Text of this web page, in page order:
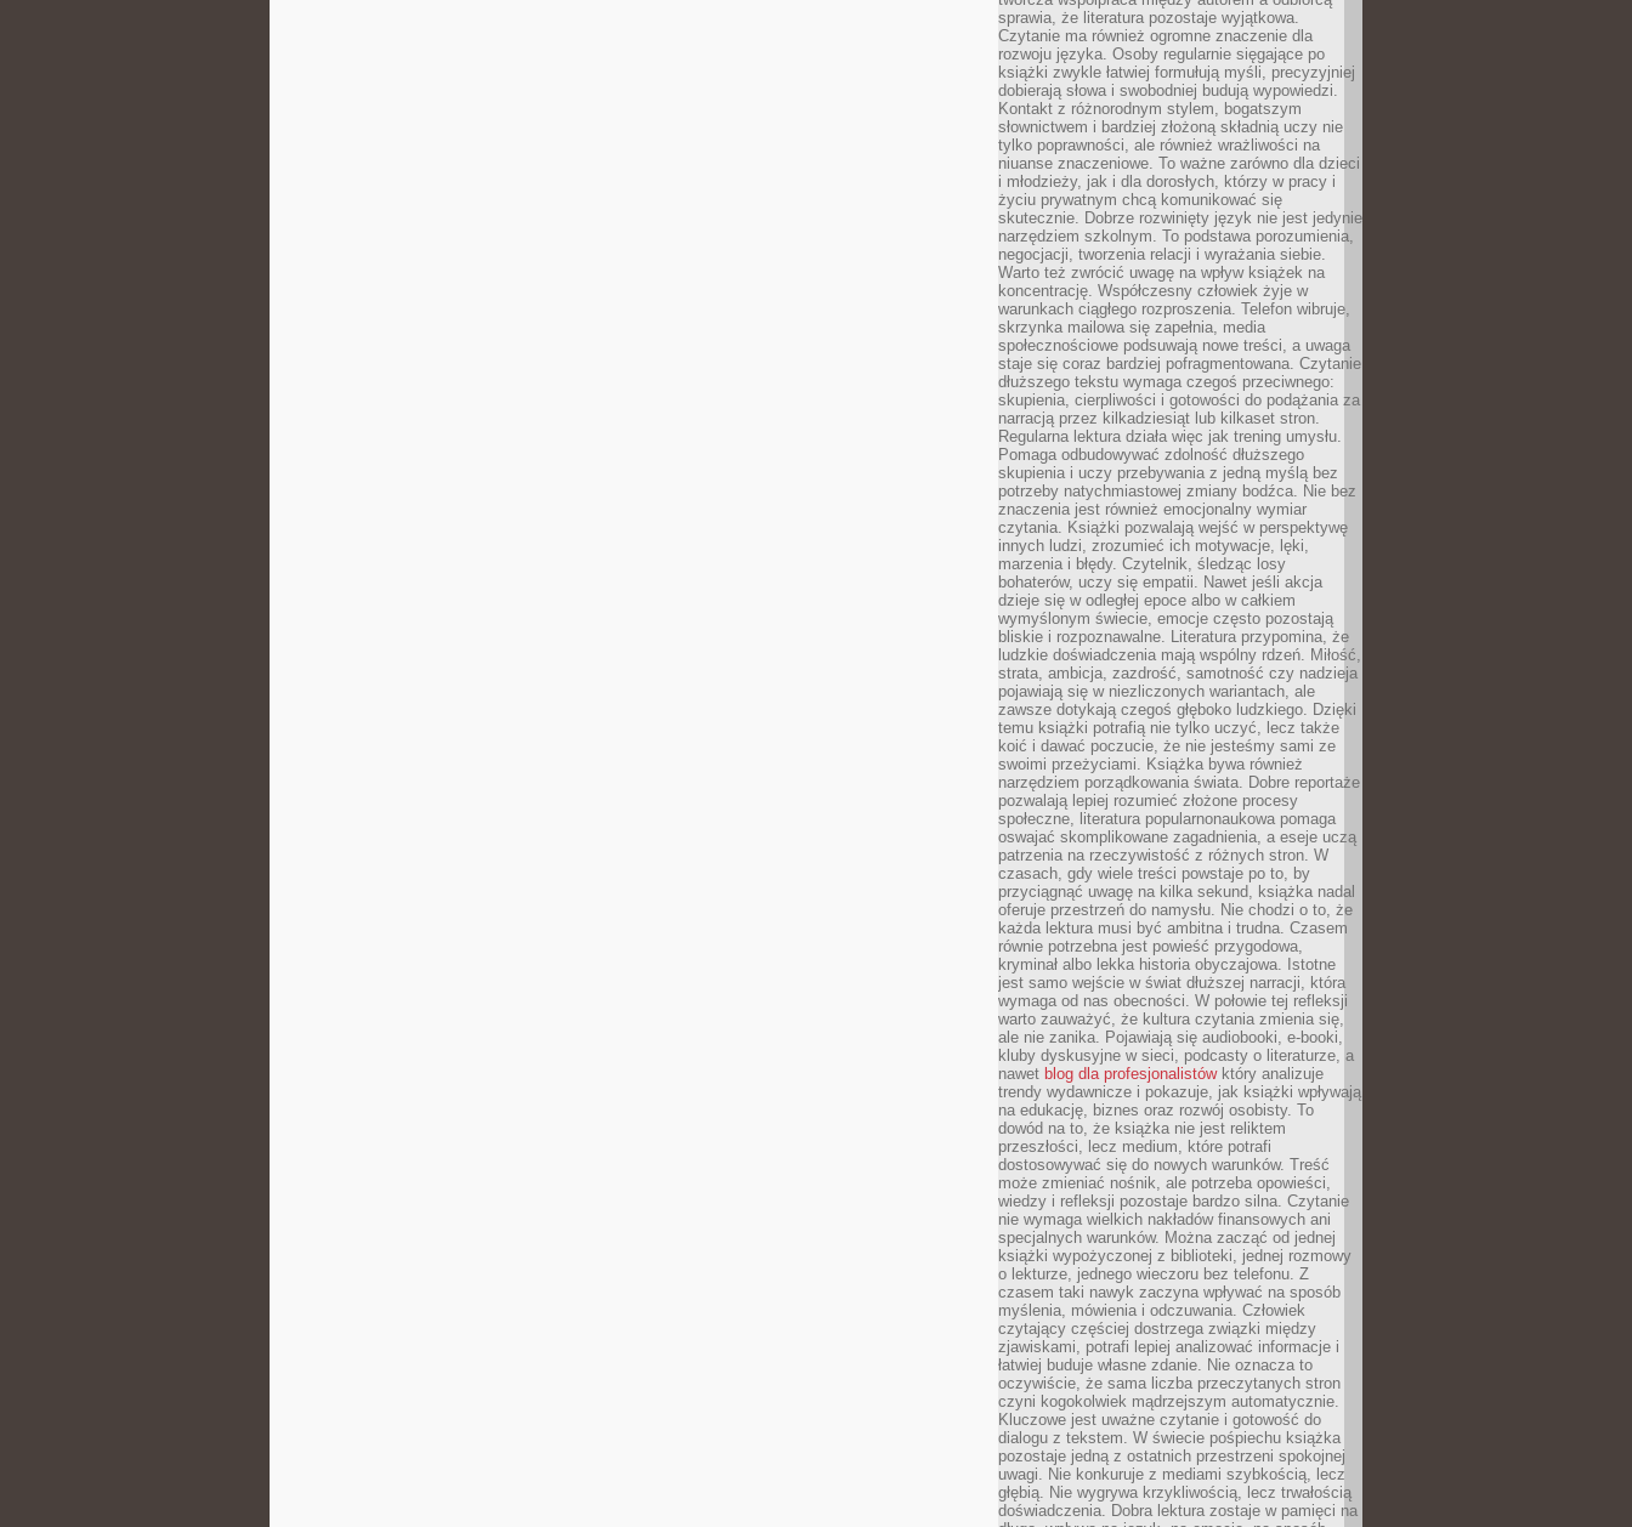
sprawia, że literatura pozostaje wyjątkowa.
Czytanie ma również ogromne znaczenie dla
rozwoju języka. Osoby regularnie sięgające po
książki zwykle łatwiej formułują myśli, precyzyjniej
dobierają słowa i swobodniej budują wypowiedzi.
Kontakt z różnorodnym stylem, bogatszym
słownictwem i bardziej złożoną składnią uczy nie
tylko poprawności, ale również wrażliwości na
niuanse znaczeniowe. To ważne zarówno dla dzieci
i młodzieży, jak i dla dorosłych, którzy w pracy i
życiu prywatnym chcą komunikować się
skutecznie. Dobrze rozwinięty język nie jest jedynie
narzędziem szkolnym. To podstawa porozumienia,
negocjacji, tworzenia relacji i wyrażania siebie.
Warto też zwrócić uwagę na wpływ książek na
koncentrację. Współczesny człowiek żyje w
warunkach ciągłego rozproszenia. Telefon wibruje,
skrzynka mailowa się zapełnia, media
społecznościowe podsuwają nowe treści, a uwaga
staje się coraz bardziej pofragmentowana. Czytanie
dłuższego tekstu wymaga czegoś przeciwnego:
skupienia, cierpliwości i gotowości do podążania za
narracją przez kilkadziesiąt lub kilkaset stron.
Regularna lektura działa więc jak trening umysłu.
Pomaga odbudowywać zdolność dłuższego
skupienia i uczy przebywania z jedną myślą bez
potrzeby natychmiastowej zmiany bodźca. Nie bez
znaczenia jest również emocjonalny wymiar
czytania. Książki pozwalają wejść w perspektywę
innych ludzi, zrozumieć ich motywacje, lęki,
marzenia i błędy. Czytelnik, śledząc losy
bohaterów, uczy się empatii. Nawet jeśli akcja
dzieje się w odległej epoce albo w całkiem
wymyślonym świecie, emocje często pozostają
bliskie i rozpoznawalne. Literatura przypomina, że
ludzkie doświadczenia mają wspólny rdzeń. Miłość,
strata, ambicja, zazdrość, samotność czy nadzieja
pojawiają się w niezliczonych wariantach, ale
zawsze dotykają czegoś głęboko ludzkiego. Dzięki
temu książki potrafią nie tylko uczyć, lecz także
koić i dawać poczucie, że nie jesteśmy sami ze
swoimi przeżyciami. Książka bywa również
narzędziem porządkowania świata. Dobre reportaże
pozwalają lepiej rozumieć złożone procesy
społeczne, literatura popularnonaukowa pomaga
oswajać skomplikowane zagadnienia, a eseje uczą
patrzenia na rzeczywistość z różnych stron. W
czasach, gdy wiele treści powstaje po to, by
przyciągnąć uwagę na kilka sekund, książka nadal
oferuje przestrzeń do namysłu. Nie chodzi o to, że
każda lektura musi być ambitna i trudna. Czasem
równie potrzebna jest powieść przygodowa,
kryminał albo lekka historia obyczajowa. Istotne
jest samo wejście w świat dłuższej narracji, która
wymaga od nas obecności. W połowie tej refleksji
warto zauważyć, że kultura czytania zmienia się,
ale nie zanika. Pojawiają się audiobooki, e-booki,
kluby dyskusyjne w sieci, podcasty o literaturze, a
nawet blog dla profesjonalistówktóry analizuje
trendy wydawnicze i pokazuje, jak książki wpływają
na edukację, biznes oraz rozwój osobisty. To
dowód na to, że książka nie jest reliktem
przeszłości, lecz medium, które potrafi
dostosowywać się do nowych warunków. Treść
może zmieniać nośnik, ale potrzeba opowieści,
wiedzy i refleksji pozostaje bardzo silna. Czytanie
nie wymaga wielkich nakładów finansowych ani
specjalnych warunków. Można zacząć od jednej
książki wypożyczonej z biblioteki, jednej rozmowy
o lekturze, jednego wieczoru bez telefonu. Z
czasem taki nawyk zaczyna wpływać na sposób
myślenia, mówienia i odczuwania. Człowiek
czytający częściej dostrzega związki między
zjawiskami, potrafi lepiej analizować informacje i
łatwiej buduje własne zdanie. Nie oznacza to
oczywiście, że sama liczba przeczytanych stron
czyni kogokolwiek mądrzejszym automatycznie.
Kluczowe jest uważne czytanie i gotowość do
dialogu z tekstem. W świecie pośpiechu książka
pozostaje jedną z ostatnich przestrzeni spokojnej
uwagi. Nie konkuruje z mediami szybkością, lecz
głębią. Nie wygrywa krzykliwością, lecz trwałością
doświadczenia. Dobra lektura zostaje w pamięci na